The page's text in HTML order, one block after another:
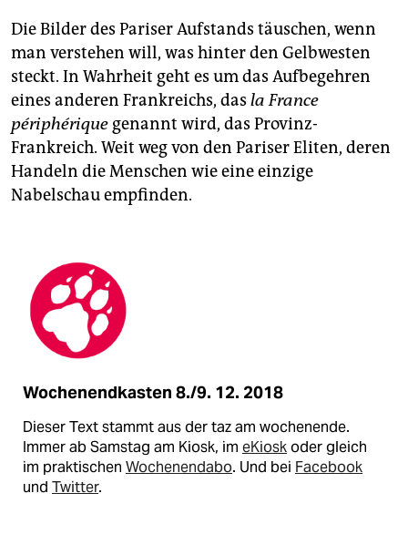
Die Bilder des Pariser Aufstands ­täuschen, wenn
man verstehen will, was hinter den Gelbwesten
steckt. In Wahrheit geht es um das Aufbegehren
eines anderen Frankreichs, das la France
périphérique genannt wird, das Provinz-
Frankreich. Weit weg von den Pariser Eliten, deren
Handeln die Menschen wie eine einzige
Nabelschau empfinden.
Wochenendkasten 8./9. 12. 2018
Dieser Text stammt aus der taz am wochenende.
Immer ab Samstag am Kiosk, im eKioskoder gleich
im praktischen Wochenendabo. Und bei Facebook
und Twitter.